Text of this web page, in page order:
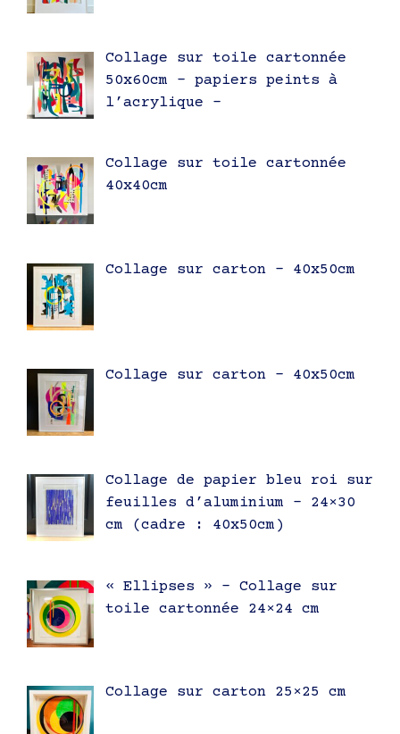
Collage sur toile cartonnée
50x60cm – papiers peints à
l’acrylique –
Collage sur toile cartonnée
40x40cm
Collage sur carton – 40x50cm
Collage sur carton – 40x50cm
Collage de papier bleu roi sur
feuilles d’aluminium – 24×30
cm (cadre : 40x50cm)
« Ellipses » – Collage sur
toile cartonnée 24×24 cm
Collage sur carton 25×25 cm